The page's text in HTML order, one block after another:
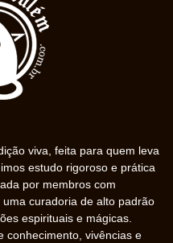
viva, feita para quem leva
estudo rigoroso e prática
por membros com
curadoria de alto padrão
espirituais e mágicas.
conhecimento, vivências e